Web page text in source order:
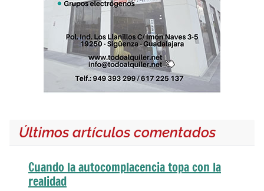
Últimos artículos comentados
Cuando la autocomplacencia topa con la
realidad